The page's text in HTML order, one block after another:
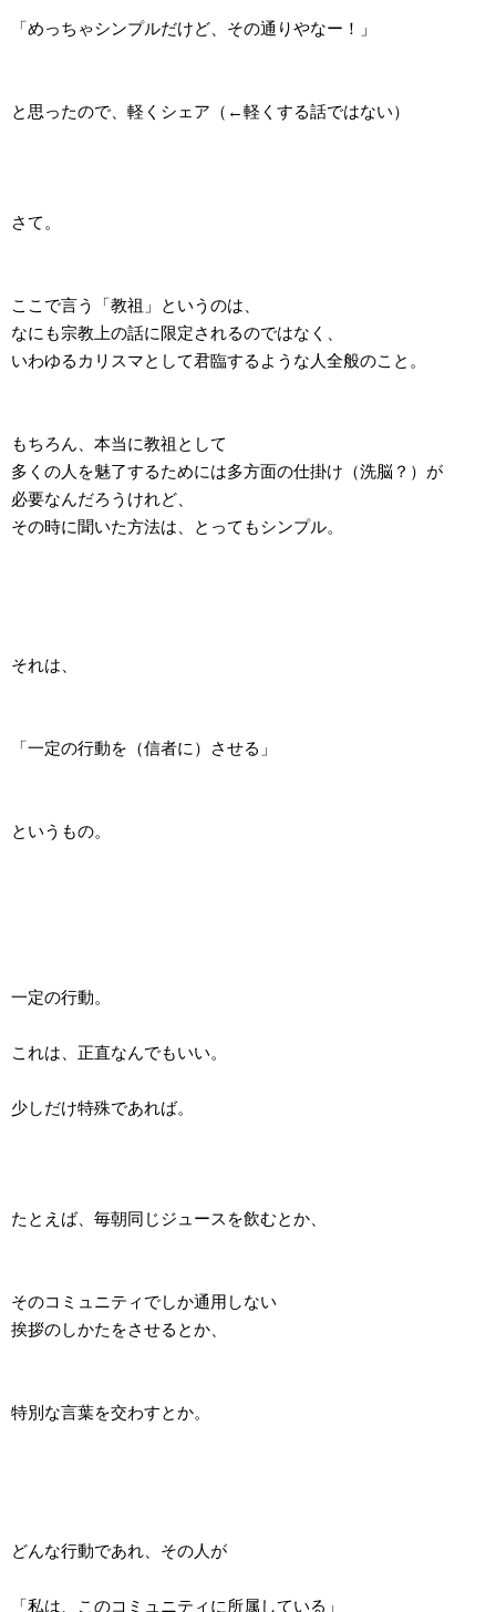
「めっちゃシンプルだけど、その通りやなー！」
と思ったので、軽くシェア（←軽くする話ではない）
さて。
ここで言う「教祖」というのは、
なにも宗教上の話に限定されるのではなく、
いわゆるカリスマとして君臨するような人全般のこと。
もちろん、本当に教祖として
多くの人を魅了するためには多方面の仕掛け（洗脳？）が
必要なんだろうけれど、
その時に聞いた方法は、とってもシンプル。
それは、
「一定の行動を（信者に）させる」
というもの。
一定の行動。
これは、正直なんでもいい。
少しだけ特殊であれば。
たとえば、毎朝同じジュースを飲むとか、
そのコミュニティでしか通用しない
挨拶のしかたをさせるとか、
特別な言葉を交わすとか。
どんな行動であれ、その人が
「私は、このコミュニティに所属している」